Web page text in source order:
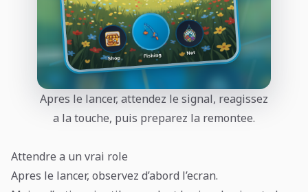
Apres le lancer, attendez le signal, reagissez
a la touche, puis preparez la remontee.
Attendre a un vrai role
Apres le lancer, observez d’abord l’ecran.